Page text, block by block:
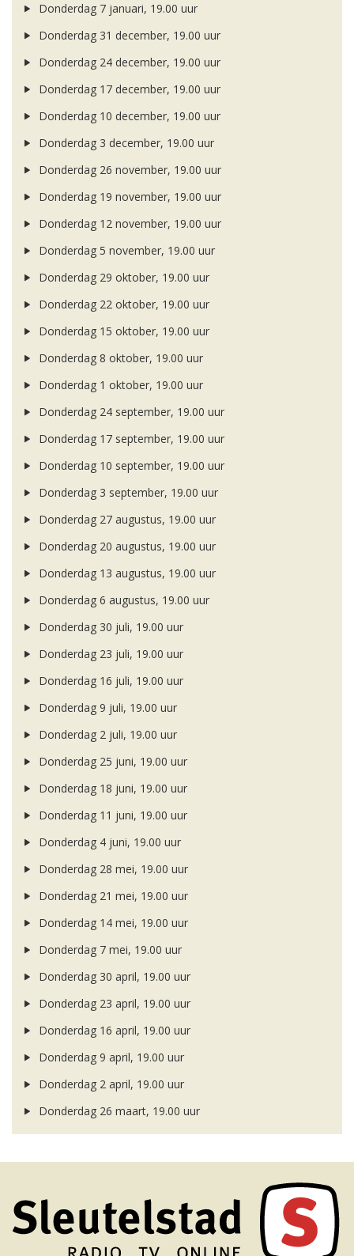
Donderdag 7 januari, 19.00 uur
Donderdag 31 december, 19.00 uur
Donderdag 24 december, 19.00 uur
Donderdag 17 december, 19.00 uur
Donderdag 10 december, 19.00 uur
Donderdag 3 december, 19.00 uur
Donderdag 26 november, 19.00 uur
Donderdag 19 november, 19.00 uur
Donderdag 12 november, 19.00 uur
Donderdag 5 november, 19.00 uur
Donderdag 29 oktober, 19.00 uur
Donderdag 22 oktober, 19.00 uur
Donderdag 15 oktober, 19.00 uur
Donderdag 8 oktober, 19.00 uur
Donderdag 1 oktober, 19.00 uur
Donderdag 24 september, 19.00 uur
Donderdag 17 september, 19.00 uur
Donderdag 10 september, 19.00 uur
Donderdag 3 september, 19.00 uur
Donderdag 27 augustus, 19.00 uur
Donderdag 20 augustus, 19.00 uur
Donderdag 13 augustus, 19.00 uur
Donderdag 6 augustus, 19.00 uur
Donderdag 30 juli, 19.00 uur
Donderdag 23 juli, 19.00 uur
Donderdag 16 juli, 19.00 uur
Donderdag 9 juli, 19.00 uur
Donderdag 2 juli, 19.00 uur
Donderdag 25 juni, 19.00 uur
Donderdag 18 juni, 19.00 uur
Donderdag 11 juni, 19.00 uur
Donderdag 4 juni, 19.00 uur
Donderdag 28 mei, 19.00 uur
Donderdag 21 mei, 19.00 uur
Donderdag 14 mei, 19.00 uur
Donderdag 7 mei, 19.00 uur
Donderdag 30 april, 19.00 uur
Donderdag 23 april, 19.00 uur
Donderdag 16 april, 19.00 uur
Donderdag 9 april, 19.00 uur
Donderdag 2 april, 19.00 uur
Donderdag 26 maart, 19.00 uur